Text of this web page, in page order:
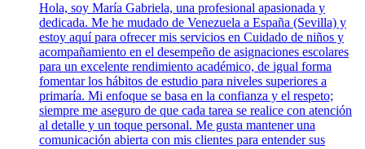
Hola, soy María Gabriela, una profesional apasionada y
dedicada. Me he mudado de Venezuela a España (Sevilla) y
estoy aquí para ofrecer mis servicios en Cuidado de niños y
acompañamiento en el desempeño de asignaciones escolares
para un excelente rendimiento académico, de igual forma
fomentar los hábitos de estudio para niveles superiores a
primaría. Mi enfoque se basa en la confianza y el respeto;
siempre me aseguro de que cada tarea se realice con atención
al detalle y un toque personal. Me gusta mantener una
comunicación abierta con mis clientes para entender sus